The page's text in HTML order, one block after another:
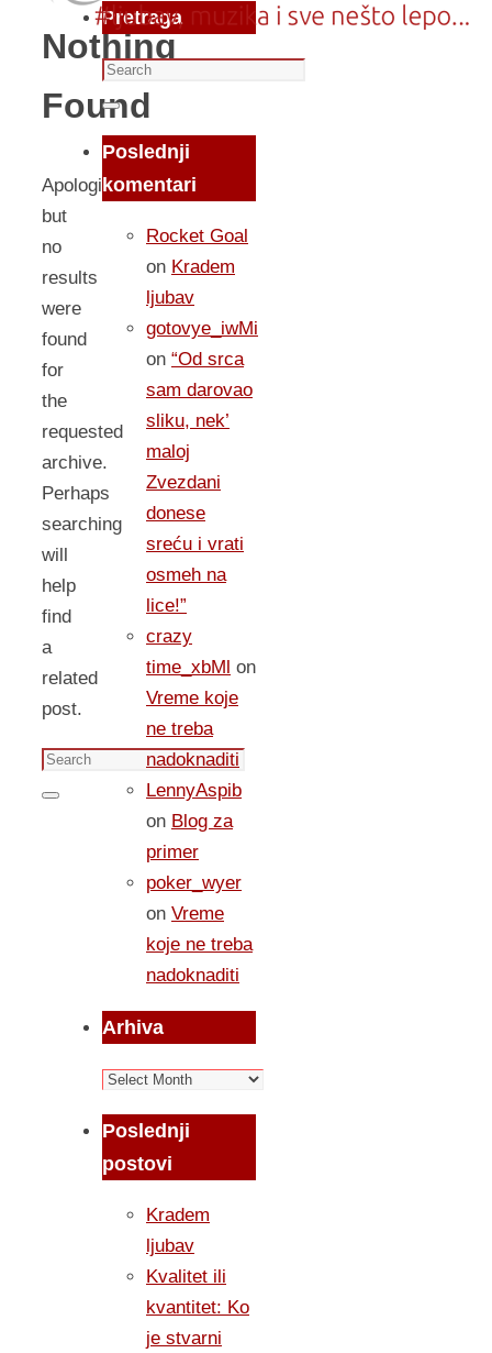
Nothing
Found
Apologies,
but
no
results
were
found
for
the
requested
archive.
Perhaps
searching
will
help
find
a
related
post.
Search
for:
Search
Pretraga
Search
for:
Search
Poslednji
komentari
Rocket Goal
on Kradem
ljubav
gotovye_iwMi
on “Od srca
sam darovao
sliku, nek’
maloj
Zvezdani
donese
sreću i vrati
osmeh na
lice!”
crazy
time_xbMl on
Vreme koje
ne treba
nadoknaditi
LennyAspib
on Blog za
primer
poker_wyer
on Vreme
koje ne treba
nadoknaditi
Arhiva
Arhiva
Poslednji
postovi
Kradem
ljubav
Kvalitet ili
kvantitet: Ko
je stvarni